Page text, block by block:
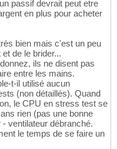
passif devrait peut etre
en plus pour acheter
bien mais c'est un peu
de le brider...
ils ne disent pas
entre les mains.
t-il utilisé aucun
(non détaillés). Quand
le CPU en stress test se
rien (pas une bonne
ventilateur débranché.
le temps de se faire un